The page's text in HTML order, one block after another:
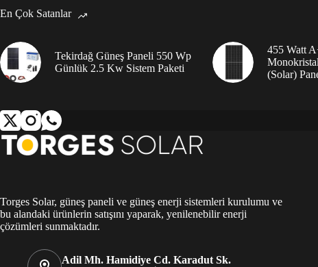
En Çok Satanlar
Tekirdağ Güneş Paneli 550 Wp
Günlük 2.5 Kw Sistem Paketi
455 Watt
(Solar)
Torges Solar, güneş paneli ve güneş enerji sistemleri kurulumu ve
bu alandaki ürünlerin satışını yaparak, yenilenebilir enerji
çözümleri sunmaktadır.
Adil Mh. Hamidiye Cd. Karadut Sk.